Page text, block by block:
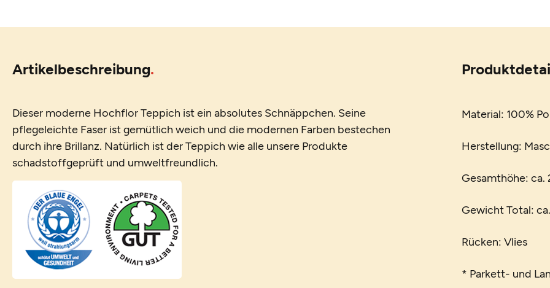
Artikelbeschreibung
Dieser moderne Hochflor Teppich ist ein absolutes Schnäppchen. Seine
pflegeleichte Faser ist gemütlich weich und die modernen Farben bestechen
durch ihre Brillanz. Natürlich ist der Teppich wie alle unsere Produkte
schadstoffgeprüft und umweltfreundlich.
Material: 100%
Herstellung:
Gesamthöhe: ca.
Gewicht Total:
Rücken: Vlies
* Parkett- und